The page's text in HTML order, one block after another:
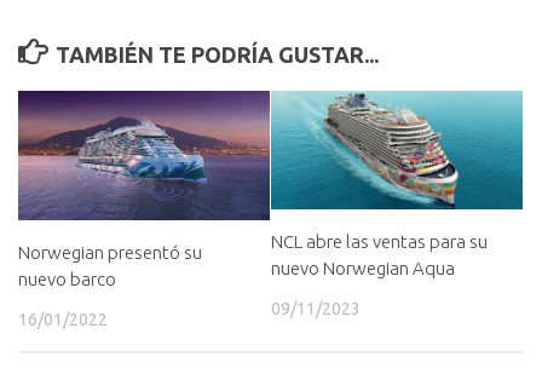
TAMBIÉN TE PODRÍA GUSTAR...
Norwegian presentó su
nuevo barco
16/01/2022
NCL abre las ventas para su
nuevo Norwegian Aqua
09/11/2023